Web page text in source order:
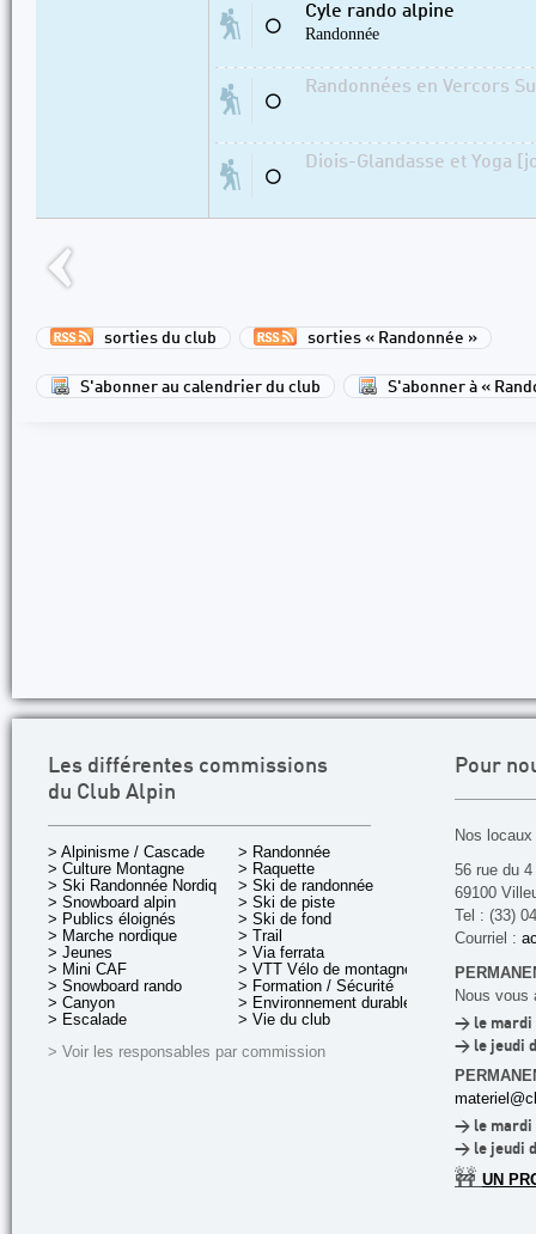
⚪
Cyle rando alpine
Randonnée
⚪
Randonnées en Vercors
⚪
Diois-Glandasse et Yoga
sorties du club sorties « Randonnée »
S'abonner au calendrier du club S'abonner à «
Les différentes commissions
du Club Alpin
> Alpinisme / Cascade
> Culture Montagne
> Ski Randonnée Nordique
> Snowboard alpin
> Publics éloignés
> Marche nordique
> Jeunes
> Mini CAF
> Snowboard rando
> Canyon
> Escalade
> Randonnée
> Raquette
> Ski de randonnée
> Ski de piste
> Ski de fond
> Trail
> Via ferrata
> VTT Vélo de montagne
> Formation / Sécurité
> Environnement durable
> Vie du club
> Voir les responsables par commission
Pour
Nos
56 rue du
69100
Tel : (33)
Courriel :
Nous vous
> le mardi
> le jeudi
> le mardi
> le jeudi
🚧 UN